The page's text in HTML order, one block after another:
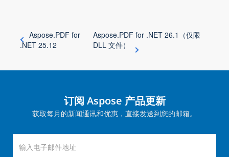
Aspose.PDF for
.NET 25.12
Aspose.PDF for .NET 26.1（仅限
DLL 文件）
订阅 Aspose 产品更新
获取每月的新闻通讯和优惠，直接发送到您的邮箱。